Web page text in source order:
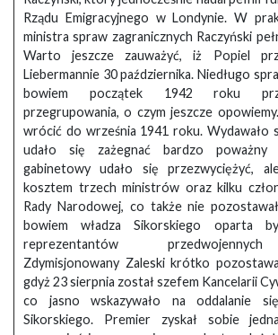
Rządu Emigracyjnego w Londynie. W
ministra spraw zagranicznych Raczyński
Warto jeszcze zauważyć, iż Popiel
Liebermannie 30 października. Niedługo
bowiem początek 1942 roku
przegrupowania, o czym jeszcze
wrócić do września 1941 roku. Wydawało
udało się zażegnać bardzo poważny
gabinetowy udało się przezwyciężyć,
kosztem trzech ministrów oraz kilku
Rady Narodowej, co także nie
bowiem władza Sikorskiego oparta
reprezentantów
Zdymisjonowany Zaleski krótko
gdyż 23 sierpnia został szefem Kancelarii
co jasno wskazywało na oddalanie
Sikorskiego. Premier zyskał sobie